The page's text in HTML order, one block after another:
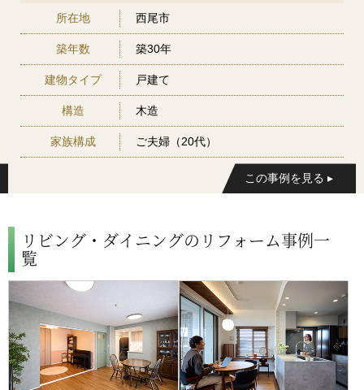
所在地 西尾市
築年数 築30年
建物タイプ 戸建て
構造 木造
家族構成 ご夫婦（20代）
リビング・ダイニングのリフォーム事例一
覧